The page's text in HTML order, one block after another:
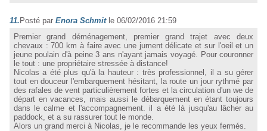
11. Posté par Enora Schmit le 06/02/2016 21:59
Premier grand déménagement, premier grand trajet avec deux
chevaux : 700 km à faire avec une jument délicate et sur l'oeil et un
jeune poulain d'à peine 3 ans n'ayant jamais voyagé. Pour couronner
le tout : une propriétaire stressée à distance!
Nicolas a été plus qu'à la hauteur : très professionnel, il a su gérer
tout en douceur l'embarquement hésitant, la route un jour rythmé par
des rafales de vent particulièrement fortes et la circulation d'un we de
départ en vacances, mais aussi le débarquement en étant toujours
dans le calme et l'accompagnement. il a été là jusqu'au lâcher au
paddock, et a su rassurer tout le monde.
Alors un grand merci à Nicolas, je le recommande les yeux fermés.